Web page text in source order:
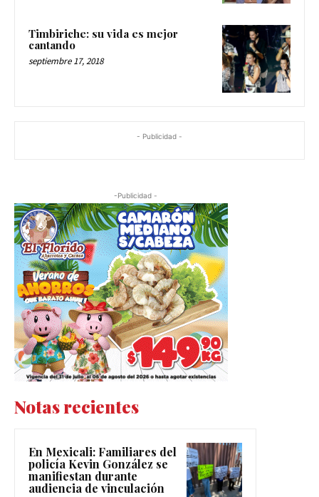
Timbiriche: su vida es mejor
cantando
septiembre 17, 2018
- Publicidad -
-Publicidad -
Notas recientes
En Mexicali: Familiares del
policía Kevin González se
manifiestan durante
audiencia de vinculación